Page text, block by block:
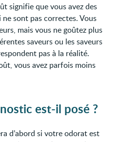
signifie que vous avez des
sont pas correctes. Vous
mais vous ne goûtez plus
saveurs ou les saveurs
pas à la réalité.
vous avez parfois moins
est-il posé ?
d’abord si votre odorat est